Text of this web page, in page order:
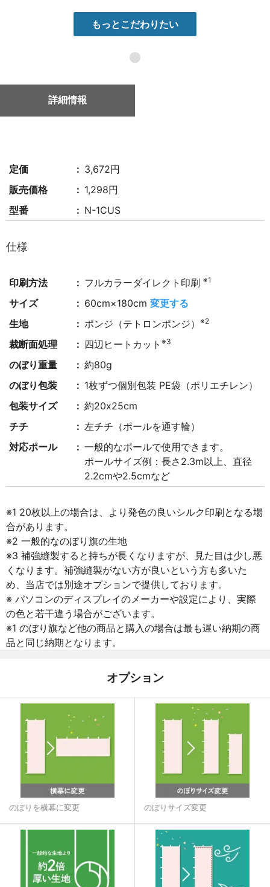
もっとこだわりたい
●
詳細情報
定価
3,672円
販売価格
1,298円
型番
N-1CUS
仕様
印刷方法 フルカラーダイレクト印刷※1
サイズ 60cm×180cm変更する
生地
ポンジ（テトロンポンジ）※2
裁断面処理 四辺ヒートカット※3
のぼり重量
約80g
のぼり包装
1枚ずつ個別包装 PE袋（ポリエチレン）
包装サイズ
約20x25cm
チチ
左チチ（ポールを通す輪）
対応ポール
一般的なポールで使用できます。
ポールサイズ例：長さ2.3m以上、直径
2.2cmや2.5cmなど
※1 20枚以上の場合は、より発色の良いシルク印刷となる場
合があります。
※2 一般的なのぼり旗の生地
※3 補強縫製すると持ちが長くなりますが、見た目は少し悪
くなります。補強縫製がない方が良いという方も多いた
め、当店では別途オプションで提供しております。
※ パソコンのディスプレイのメーカーや設定により、実際
の色と若干違う場合がございます。
※1 のぼり旗など他の商品と購入の場合は最も遅い納期の商
品と同じ納期となります。
オプション
のぼりを横幕に変更 のぼりサイズ変更